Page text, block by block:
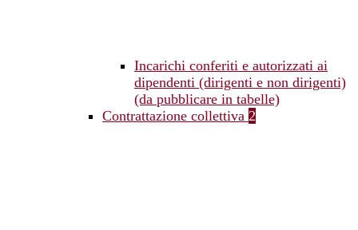
Incarichi conferiti e autorizzati ai
dipendenti (dirigenti e non dirigenti)
(da pubblicare in tabelle)
Contrattazione collettiva 2